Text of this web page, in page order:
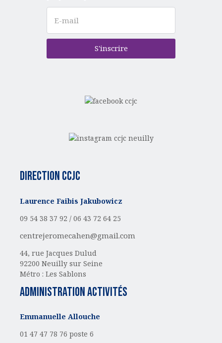
S'inscrire
Direction CCJC
Laurence Faibis Jakubowicz
09 54 38 37 92 / 06 43 72 64 25
centrejeromecahen@gmail.com
44, rue Jacques Dulud
92200 Neuilly sur Seine
Métro : Les Sablons
administration activités
Emmanuelle Allouche
01 47 47 78 76 poste 6